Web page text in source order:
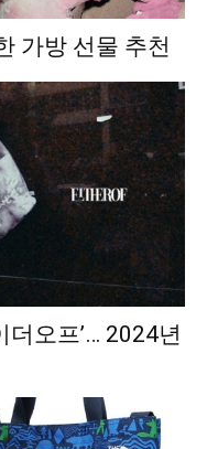
가방 선물 추천
더오프’… 2024년